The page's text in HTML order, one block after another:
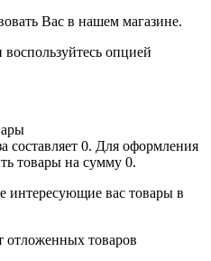
Вас в нашем магазине.
опцией
составляет 0. Для оформления
товары на сумму 0.
интересующие вас товары в
отложенных товаров